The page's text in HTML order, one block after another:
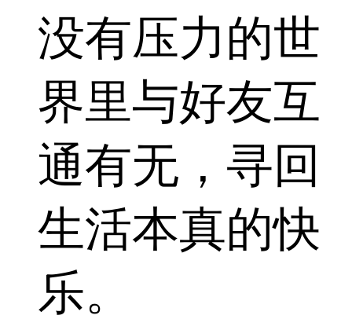
没有压力的世
界里与好友互
通有无，寻回
生活本真的快
乐。